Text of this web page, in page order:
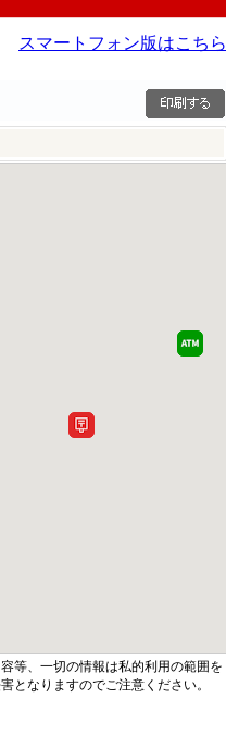
スマートフォン版はこちら
等、一切の情報は私的利用の範囲を
となりますのでご注意ください。